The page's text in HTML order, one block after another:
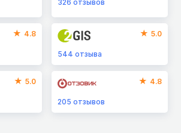
326отзывов
4.8 5.0
544отзыва
5.0 4.8
205отзывов